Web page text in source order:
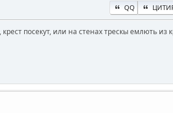
QQ
посекут, или на стенах трескы емлють из